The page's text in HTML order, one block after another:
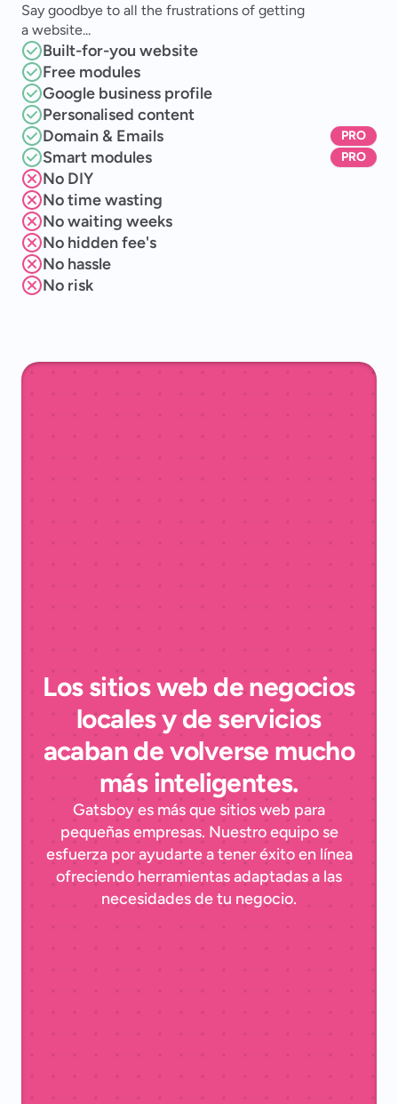
Say goodbye to all the frustrations of getting
a website...
Built-for-you website
Free modules
Google business profile
Personalised content
Domain & Emails
PRO
Smart modules PRO
No DIY
No time wasting
No waiting weeks
No hidden fee's
No hassle
No risk
Los sitios web de negocios
locales y de servicios
acaban de volverse mucho
más inteligentes.
Gatsboy es más que sitios web para
pequeñas empresas. Nuestro equipo se
esfuerza por ayudarte a tener éxito en línea
ofreciendo herramientas adaptadas a las
necesidades de tu negocio.